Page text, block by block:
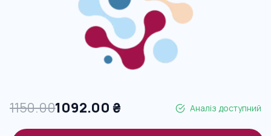
1150.001092.00 ₴ Аналіз доступний